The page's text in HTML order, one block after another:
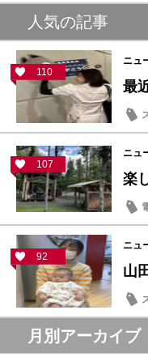
人気の記事
110
ニュ
最
107
ニュ
楽
92
ニュ
山
月別アーカイブ